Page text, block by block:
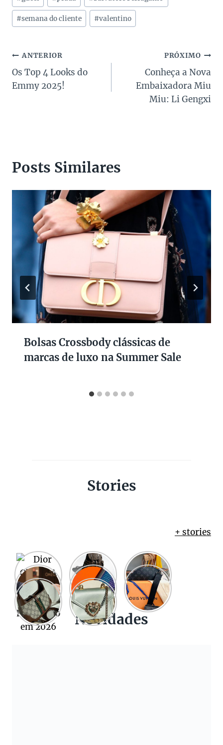
do
Post:
#semana do cliente #valentino
Navegação
de
ANTERIOR
Os Top 4 Looks do
Emmy 2025!
PRÓXIMO
Conheça a Nova
Embaixadora Miu
Miu: Li Gengxi
Posts Similares
Bolsas Crossbody clássicas de
marcas de luxo na Summer Sale
Stories
+ stories
Novidades